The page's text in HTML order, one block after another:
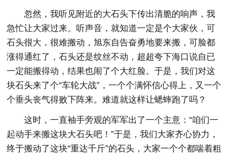
忽然，我听见附近的大石头下传出清脆的响声，我
急忙让大家过来。听声音，就知道一定是个大家伙，可
石头很大，很难搬动，旭东自告奋勇地要来搬，可脸都
涨得通红了，石头还是纹丝不动，超超夸下海口说自已
一定能搬得动，结果也闹了个大红脸。于是，我们对这
块石头来了个“车轮大战”，一个个满怀信心得上，又一个
个垂头丧气得败下阵来。难道就这样让蟋蟀跑了吗？
这时，一直袖手旁观的军军出了一个主意：“咱们一
起动手来搬这块大石头吧！”于是，我们大家齐心协力，
终于搬动了这块“重达千斤”的石头，大家一个个都喘着粗